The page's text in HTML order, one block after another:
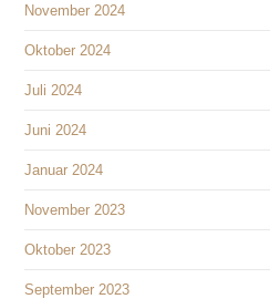
November 2024
Oktober 2024
Juli 2024
Juni 2024
Januar 2024
November 2023
Oktober 2023
September 2023